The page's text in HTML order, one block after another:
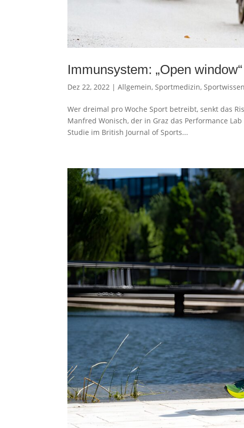
Immunsystem: „Open
Dez 22, 2022 |Allgemein,Sportmedizin,
Wer dreimal pro Woche Sport betreibt, senkt das
Manfred Wonisch, der in Graz das Performance
Studie im British Journal of Sports...